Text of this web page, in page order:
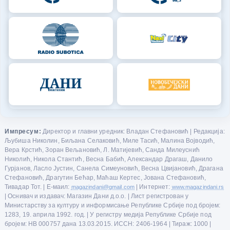
Импресум: Директор и главни уредник: Владан Стефановић | Редакција:
Љубиша Николин, Биљана Селаковић, Миле Тасић, Малина Војводић,
Вера Крстић, Зоран Вељановић, Л. Матијевић, Санда Милеуснић
Николић, Никола Стантић, Весна Бабић, Александар Драгаш, Данило
Гурјанов, Ласло Јустин, Санела Симеуновић, Весна Цвијановић, Драгана
Стефановић, Драгутин Бећар, Маћаш Кертес, Јована Стефановић,
Тивадар Тот. | Е-маил: magazindani@gmail.com | Интернет: www.magazindani.rs
| Оснивач и издавач: Магазин Дани д.о.о. | Лист регистрован у
Министарству за културу и информисање Републике Србије под бројем:
1283, 19. априла 1992. год. | У регистру медија Републике Србије под
бројем: НВ 000757 дана 13.03.2015. ИССН: 2406-1964 | Тираж: 1000 |